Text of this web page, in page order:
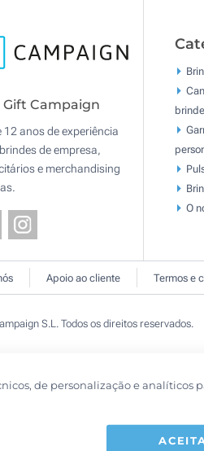
Gift Campaign
12 anos de experiência
de empresa,
e merchandising
brinde
O
Apoio ao cliente Termos e
S.L. Todos os direitos reservados.
de personalização e analíticos